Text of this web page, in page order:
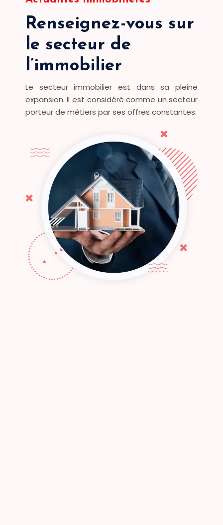
Renseignez-vous sur
le secteur de
l’immobilier
Le secteur immobilier est dans sa pleine
expansion. Il est considéré comme un secteur
porteur de métiers par ses offres constantes.